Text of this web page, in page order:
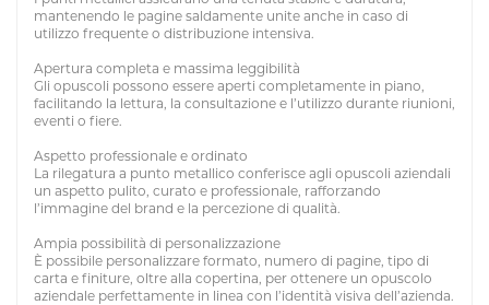
mantenendo le pagine saldamente unite anche in caso di
utilizzo frequente o distribuzione intensiva.
Apertura completa e massima leggibilità
Gli opuscoli possono essere aperti completamente in piano,
facilitando la lettura, la consultazione e l’utilizzo durante riunioni,
eventi o fiere.
Aspetto professionale e ordinato
La rilegatura a punto metallico conferisce agli opuscoli aziendali
un aspetto pulito, curato e professionale, rafforzando
l’immagine del brand e la percezione di qualità.
Ampia possibilità di personalizzazione
È possibile personalizzare formato, numero di pagine, tipo di
carta e finiture, oltre alla copertina, per ottenere un opuscolo
aziendale perfettamente in linea con l’identità visiva dell’azienda.